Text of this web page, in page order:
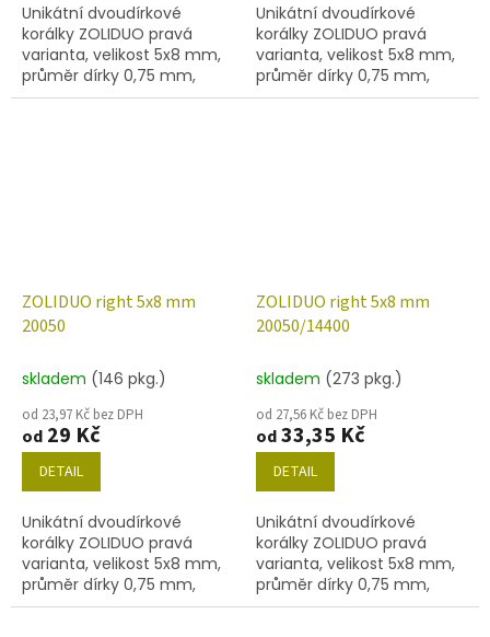
Unikátní dvoudírkové
korálky ZOLIDUO pravá
varianta, velikost 5x8 mm,
průměr dírky 0,75 mm,
obsah balení 20 ks nebo
Unikátní dvoudírkové
korálky ZOLIDUO pravá
varianta, velikost 5x8 mm,
průměr dírky 0,75 mm,
obsah balení 20 ks nebo
ZOLIDUO right 5x8 mm
20050
skladem (146 pkg.)
od 23,97 Kč bez DPH
od 29 Kč
DETAIL
Unikátní dvoudírkové
korálky ZOLIDUO pravá
varianta, velikost 5x8 mm,
průměr dírky 0,75 mm,
obsah balení 20 ks nebo
ZOLIDUO right 5x8 mm
20050/14400
skladem (273 pkg.)
od 27,56 Kč bez DPH
od33,35 Kč
DETAIL
Unikátní dvoudírkové
korálky ZOLIDUO pravá
varianta, velikost 5x8 mm,
průměr dírky 0,75 mm,
obsah balení 20 ks nebo